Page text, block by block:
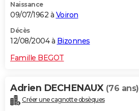
Naissance
09/07/1962 à Voiron
Décès
12/08/2004 à Bizonnes
Famille BEGOT
Adrien DECHENAUX (76 ans)
Créer une cagnotte obsèques